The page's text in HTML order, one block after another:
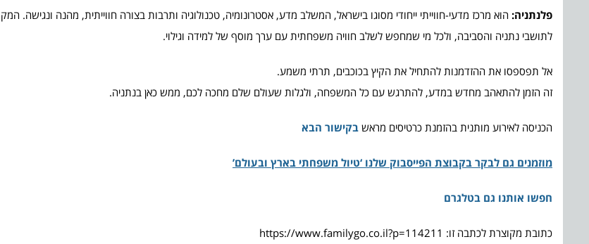
פלנתניה: הוא מרכז מדעי-חווייתי ייחודי מסוגו בישראל, המשלב מדע, אסטרונומיה, טכנולוגיה ותרבות בצורה חווייתית, מהנה ונגישה.
לתושבי נתניה והסביבה, ולכל מי שמחפש לשלב חוויה משפחתית עם ערך מוסף של למידה וגילוי.
אל תפספסו את ההזדמנות להתחיל את הקיץ בכוכבים, תרתי משמע.
זה הזמן להתאהב מחדש במדע, להתרגש עם כל המשפחה, ולגלות שעולם שלם מחכה לכם, ממש כאן בנתניה.
הכניסה לאירוע מותנית בהזמנת כרטיסים מראש בקישור הבא
מוזמנים גם לבקר בקבוצת הפייסבוק שלנו ‘טיול משפחתי בארץ ובעולם’
חפשו אותנו גם בטלגרם
כתובת מקוצרת לכתבה זו: https://www.familygo.co.il?p=114211